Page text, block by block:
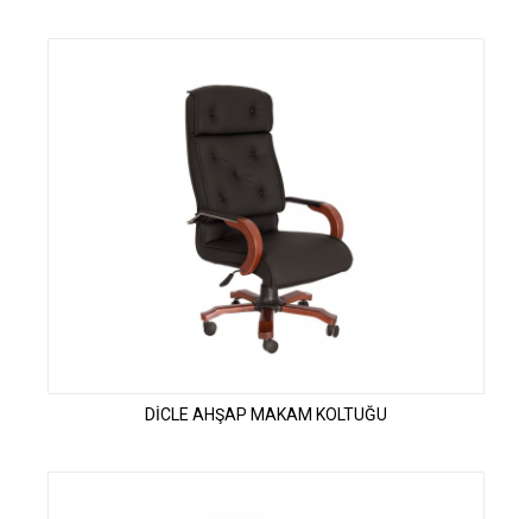
DİCLE AHŞAP MAKAM KOLTUĞU